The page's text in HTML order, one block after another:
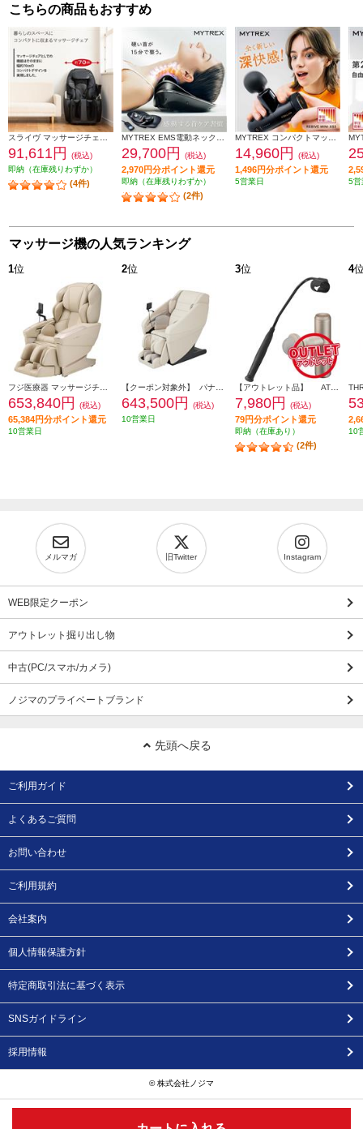
こちらの商品もおすすめ
91,611円
(税込)
即納（在庫残りわずか）
(4件)
29,700円 (税込)
2,970円分ポイント還元
即納（在庫残りわずか）
(2件)
14,960円 (税込)
1,496円分ポイント還元
5営業日 5営
マッサージ機の人気ランキング
1位
653,840円 (税込)
65,384円分ポイント還元
10営業日
2位
643,500円
(税込)
10営業日
3位
7,980円 (税込)
79円分ポイント還元
即納（在庫あり）
(2件)
4
10
メルマガ 旧Twitter Instagram
WEB限定クーポン
アウトレット掘り出し物
中古(PC/スマホ/カメラ)
ノジマのプライベートブランド
先頭へ戻る
ご利用ガイド
よくあるご質問
お問い合わせ
ご利用規約
会社案内
個人情報保護方針
特定商取引法に基づく表示
SNSガイドライン
採用情報
© 株式会社ノジマ